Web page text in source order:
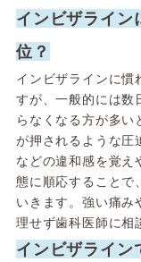
インビザライン
位？
インビザラインに慣
すが、一般的には数
らなくなる方が多い
が押されるような圧
などの違和感を覚え
態に順応することで
いきます。強い痛み
理せず歯科医師に相
インビザライン